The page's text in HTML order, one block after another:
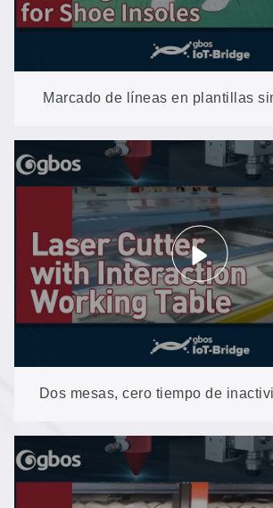
Marcado de líneas en plantillas
VisionScan detecta cada pieza
Dos mesas, cero tiempo de
de trabajo interactiva GH1610T-